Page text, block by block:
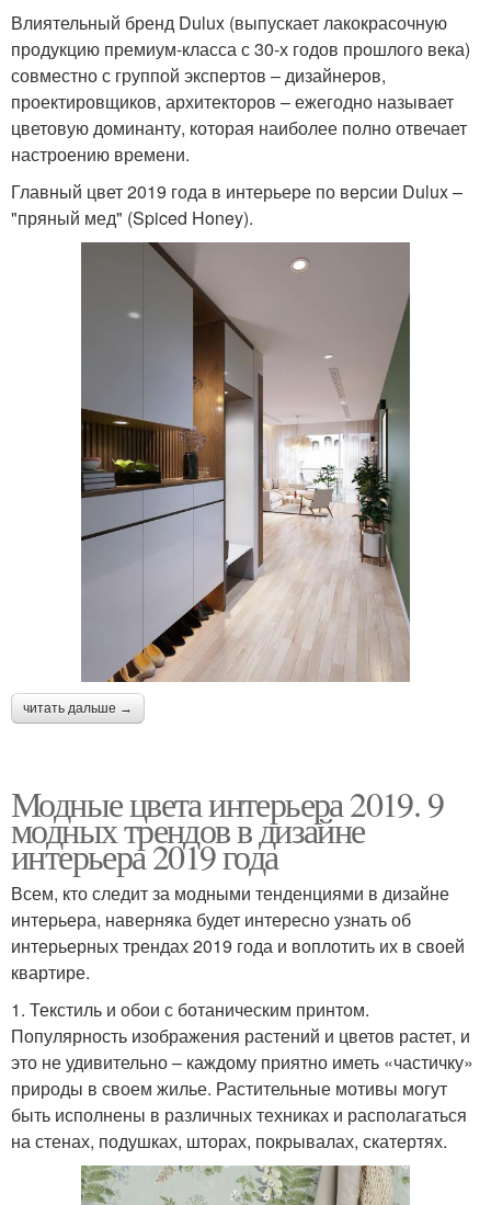
Влиятельный бренд Dulux (выпускает лакокрасочную
продукцию премиум-класса с 30-х годов прошлого века)
совместно с группой экспертов – дизайнеров,
проектировщиков, архитекторов – ежегодно называет
цветовую доминанту, которая наиболее полно отвечает
настроению времени.
Главный цвет 2019 года в интерьере по версии Dulux –
"пряный мед" (Spiced Honey).
читать дальше →
Модные цвета интерьера 2019. 9
модных трендов в дизайне
интерьера 2019 года
Всем, кто следит за модными тенденциями в дизайне
интерьера, наверняка будет интересно узнать об
интерьерных трендах 2019 года и воплотить их в своей
квартире.
1. Текстиль и обои с ботаническим принтом.
Популярность изображения растений и цветов растет, и
это не удивительно – каждому приятно иметь «частичку»
природы в своем жилье. Растительные мотивы могут
быть исполнены в различных техниках и располагаться
на стенах, подушках, шторах, покрывалах, скатертях.